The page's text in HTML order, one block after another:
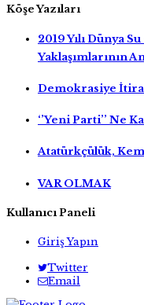
Köşe Yazıları
2019 Yılı Dünya
Yaklaşımlarının
Demokrasiye
‘’Yeni Parti’’ Ne
Atatürkçülük,
VAR OLMAK
Kullanıcı Paneli
Giriş Yapın
Twitter
Email